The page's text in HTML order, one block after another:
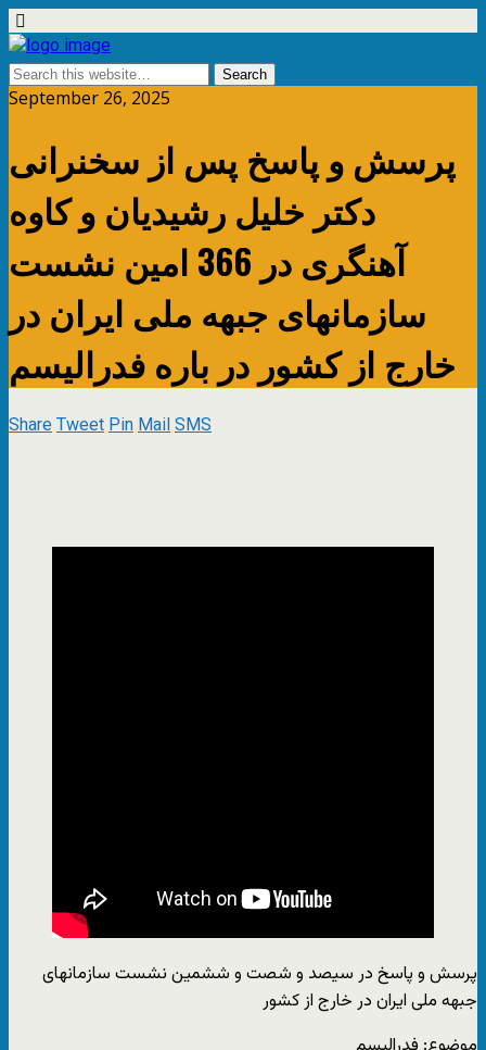
September 26, 2025
پرسش و پاسخ پس از سخنرانی
دکتر خلیل رشیدیان و کاوه
آهنگری در 366 امین نشست
سازمانهای جبهه ملی ایران در
خارج از کشور در باره فدرالیسم
ShareTweetPinMailSMS
پرسش و پاسخ در سیصد و شصت و ششمین نشست سازمانهای
جبهه ملی ایران در خارج از کشور